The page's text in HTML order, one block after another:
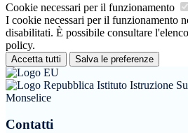
Cookie necessari per il funzionamento
I cookie necessari per il funzionamento
disabilitati. È possibile consultare
policy.
Accetta tutti Salva le preferenze
Istituto Istruzione
Monselice
Contatti